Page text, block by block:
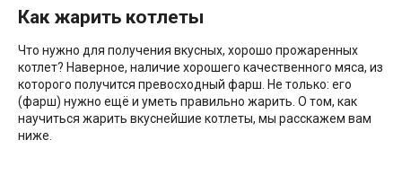
Как жарить котлеты
Что нужно для получения вкусных, хорошо прожаренных
котлет? Наверное, наличие хорошего качественного мяса, из
которого получится превосходный фарш. Не только: его
(фарш) нужно ещё и уметь правильно жарить. О том, как
научиться жарить вкуснейшие котлеты, мы расскажем вам
ниже.